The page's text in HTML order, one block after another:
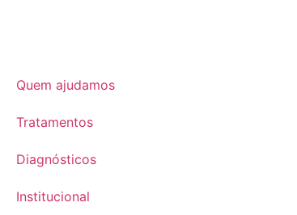
Quem ajudamos
Tratamentos
Diagnósticos
Institucional